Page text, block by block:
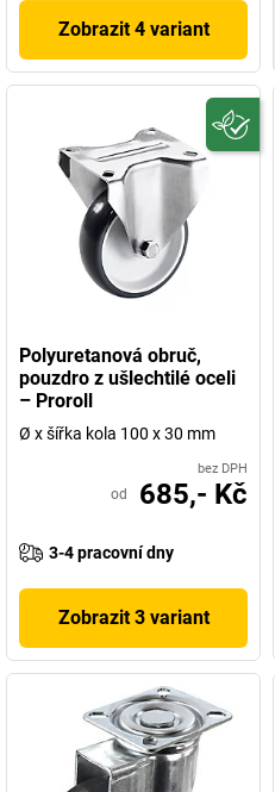
Zobrazit 4 variant
Polyuretanová obruč,
pouzdro z ušlechtilé oceli
– Proroll
Ø x šířka kola 100 x 30 mm
bez DPH
od 685,- Kč
3-4 pracovní dny
Zobrazit 3 variant